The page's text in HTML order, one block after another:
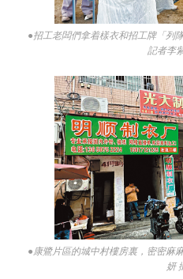
●招工老闆們拿着樣衣和招工牌「列
記者李
●康鷺片區的城中村樓房裏，密密麻
妍